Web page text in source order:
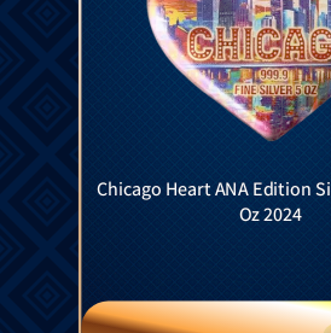
Chicago Heart ANA Edition
Oz 2024